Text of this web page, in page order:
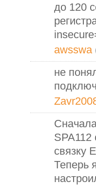
до 120
awsswa
не
связку
Теперь